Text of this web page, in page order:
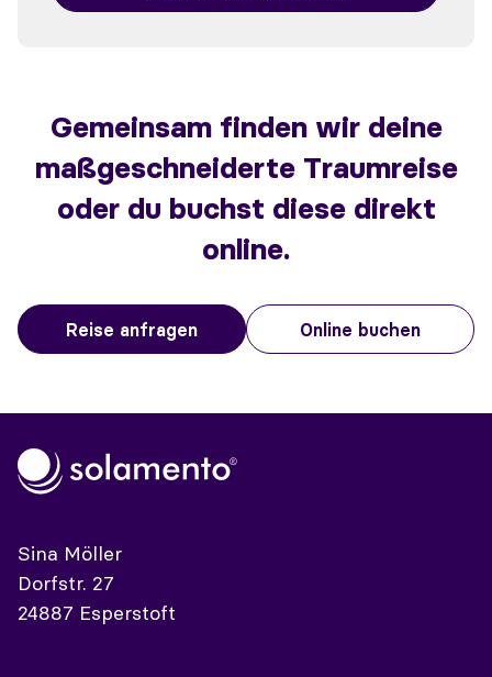
Gemeinsam finden wir deine
maßgeschneiderte Traumreise
oder du buchst diese direkt
online.
Reise anfragen Online buchen
Sina Möller
Dorfstr. 27
24887 Esperstoft